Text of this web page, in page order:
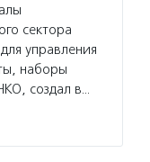
сектора
управления
наборы
создал в…